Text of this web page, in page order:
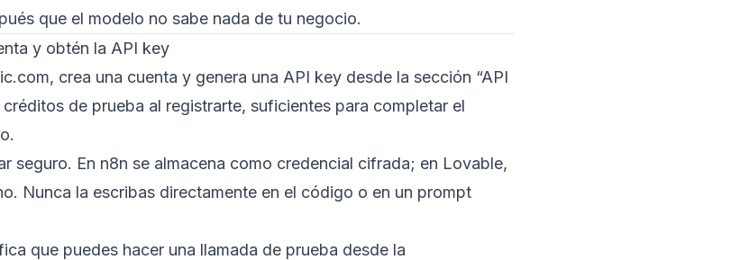
que el modelo no sabe nada de tu negocio.
y obtén la API key
crea una cuenta y genera una API key desde la sección “API
créditos de prueba al registrarte, suficientes para completar el
seguro. En n8n se almacena como credencial cifrada; en Lovable,
Nunca la escribas directamente en el código o en un prompt
que puedes hacer una llamada de prueba desde la